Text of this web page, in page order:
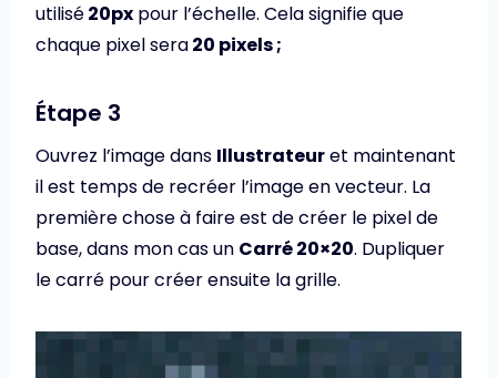
utilisé20px pour l’échelle. Cela signifie que
chaque pixel sera20 pixels ;
Étape 3
Ouvrez l’image dans Illustrateuret maintenant
il est temps de recréer l’image en vecteur. La
première chose à faire est de créer le pixel de
base, dans mon cas un Carré 20×20. Dupliquer
le carré pour créer ensuite la grille.